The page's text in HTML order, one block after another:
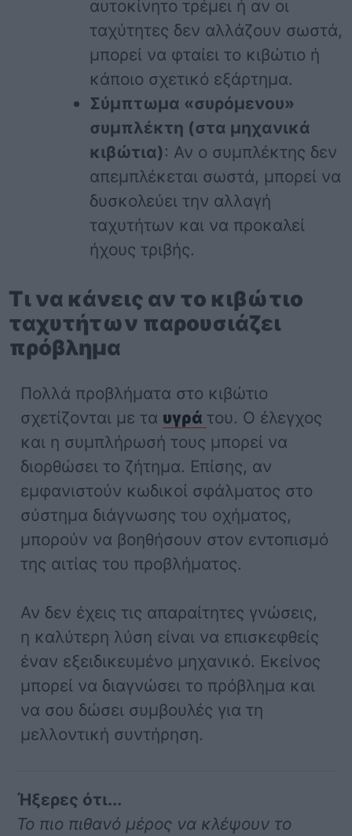
αυτοκίνητο τρέμει ή αν οι
ταχύτητες δεν αλλάζουν σωστά,
μπορεί να φταίει το κιβώτιο ή
κάποιο σχετικό εξάρτημα.
Σύμπτωμα «συρόμενου»
συμπλέκτη (στα μηχανικά
κιβώτια): Αν ο συμπλέκτης δεν
απεμπλέκεται σωστά, μπορεί να
δυσκολεύει την αλλαγή
ταχυτήτων και να προκαλεί
ήχους τριβής.
Τι να κάνεις αν το κιβώτιο
ταχυτήτων παρουσιάζει
πρόβλημα
Πολλά προβλήματα στο κιβώτιο
σχετίζονται με τα υγρά του. Ο έλεγχος
και η συμπλήρωσή τους μπορεί να
διορθώσει το ζήτημα. Επίσης, αν
εμφανιστούν κωδικοί σφάλματος στο
σύστημα διάγνωσης του οχήματος,
μπορούν να βοηθήσουν στον εντοπισμό
της αιτίας του προβλήματος.
Αν δεν έχεις τις απαραίτητες γνώσεις,
η καλύτερη λύση είναι να επισκεφθείς
έναν εξειδικευμένο μηχανικό. Εκείνος
μπορεί να διαγνώσει το πρόβλημα και
να σου δώσει συμβουλές για τη
μελλοντική συντήρηση.
Ήξερες ότι...
Το πιο πιθανό μέρος να κλέψουν το